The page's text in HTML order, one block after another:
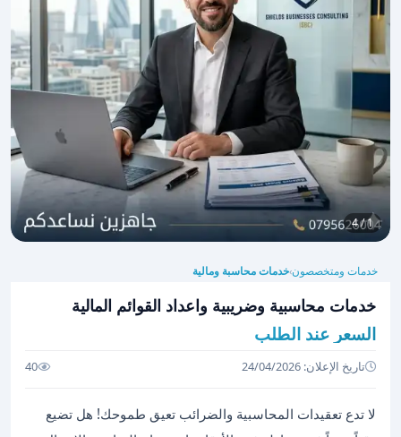
1 / 4
خدمات ومتخصصون›خدمات محاسبة ومالية
خدمات محاسبية وضريبية واعداد القوائم المالية
السعر عند الطلب
تاريخ الإعلان: 24/04/2026 40
لا تدع تعقيدات المحاسبية والضرائب تعيق طموحك! هل تضيع